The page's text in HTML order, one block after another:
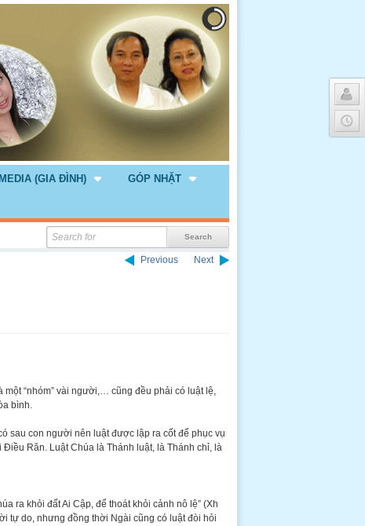
MEDIA (GIA ĐÌNH) GÓP NHẶT
Previous Next
một “nhóm” vài người,… cũng đều phải có luật lệ,
bình.
sau con người nên luật được lập ra cốt để phục vụ
Răn. Luật Chúa là Thánh luật, là Thánh chỉ, là
ra khỏi đất Ai Cập, để thoát khỏi cảnh nô lệ” (Xh
tự do, nhưng đồng thời Ngài cũng có luật đòi hỏi